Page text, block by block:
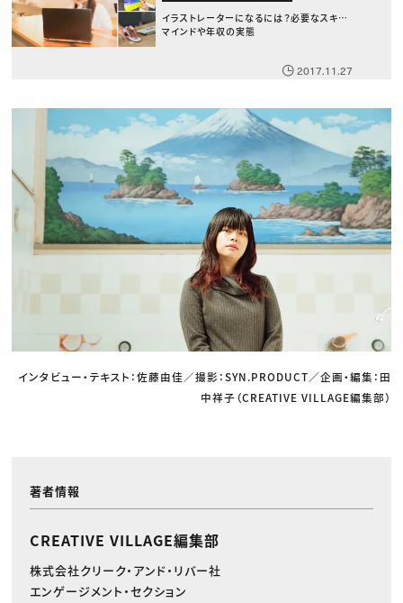
イラストレーターになるには？必要なスキル・
マインドや年収の実態
2017.11.27
インタビュー・テキスト：佐藤由佳／撮影：SYN.PRODUCT／企画・編集：田
中祥子（CREATIVE VILLAGE編集部）
著者情報
CREATIVE VILLAGE編集部
株式会社クリーク・アンド・リバー社
エンゲージメント・セクション